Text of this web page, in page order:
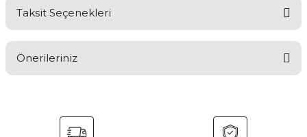
Yorum Yaz
Taksit Seçenekleri
Önerileriniz
konularda yetersiz gördüğünüz noktaları öneri formunu
kullanarak tarafımıza iletebilirsiniz.